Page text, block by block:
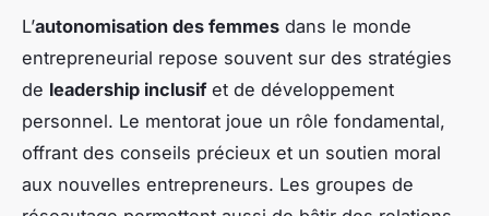
L’autonomisation des femmes dans le monde
entrepreneurial repose souvent sur des stratégies
de leadership inclusifet de développement
personnel. Le mentorat joue un rôle fondamental,
offrant des conseils précieux et un soutien moral
aux nouvelles entrepreneurs. Les groupes de